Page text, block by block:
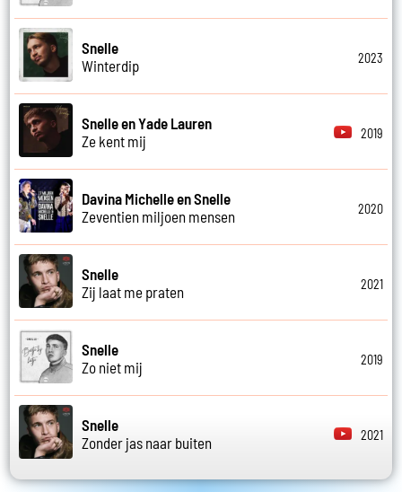
Snelle
Winterdip
2023
Snelle en Yade Lauren
Ze kent mij
2019
Davina Michelle en Snelle
Zeventien miljoen mensen
2020
Snelle
Zij laat me praten
2021
Snelle
Zo niet mij
2019
Snelle
Zonder jas naar buiten
2021